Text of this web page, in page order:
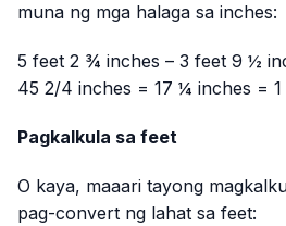
muna ng mga halaga sa inches:
5 feet 2 ¾ inches – 3 feet 9 ½
45 2/4 inches = 17 ¼ inches =
Pagkalkula sa feet
O kaya, maaari tayong
pag-convert ng lahat sa feet: